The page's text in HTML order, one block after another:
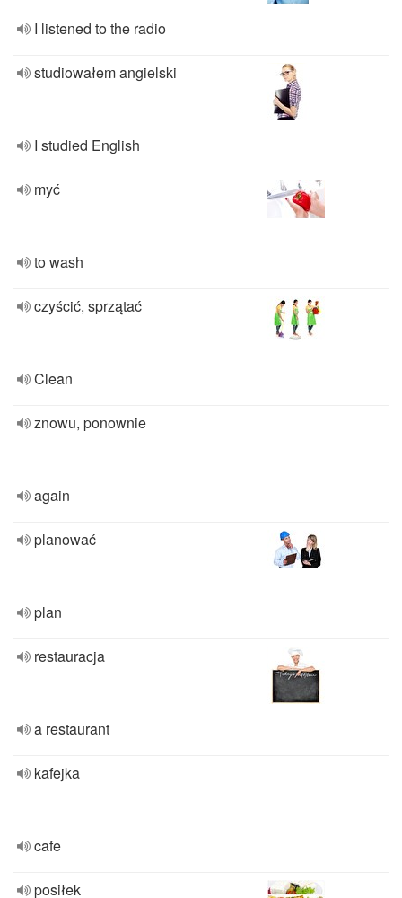
I listened to the radio
studiowałem angielski
I studied English
myć
to wash
czyścić, sprzątać
Clean
znowu, ponownie
again
planować
plan
restauracja
a restaurant
kafejka
cafe
posiłek